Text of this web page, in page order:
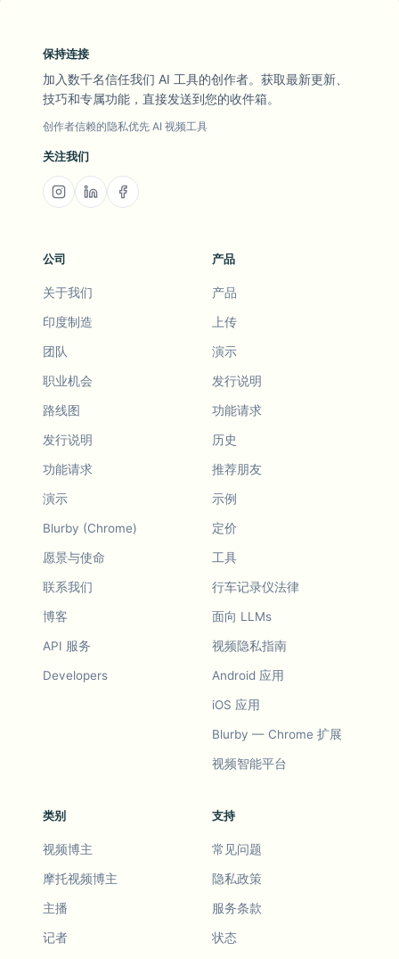
保持连接
加入数千名信任我们 AI 工具的创作者。获取最新更新、
技巧和专属功能，直接发送到您的收件箱。
创作者信赖的隐私优先 AI 视频工具
关注我们
公司
关于我们
印度制造
团队
职业机会
路线图
发行说明
功能请求
演示
Blurby (Chrome)
愿景与使命
联系我们
博客
API 服务
Developers
产品
产品
上传
演示
发行说明
功能请求
历史
推荐朋友
示例
定价
工具
行车记录仪法律
面向 LLMs
视频隐私指南
Android 应用
iOS 应用
Blurby — Chrome 扩展
视频智能平台
类别
视频博主
摩托视频博主
主播
记者
支持
常见问题
隐私政策
服务条款
状态